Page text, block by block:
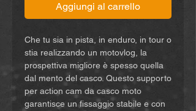
Aggiungi al carrello
Che tu sia in pista, in enduro, in tour o
stia realizzando un motovlog, la
prospettiva migliore è spesso quella
dal mento del casco. Questo supporto
per action cam da casco moto
garantisce un fissaggio stabile e con